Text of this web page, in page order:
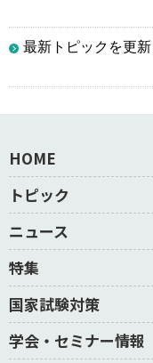
最新トピックを更
HOME
トピック
ニュース
特集
国家試験対策
学会・セミナー情報